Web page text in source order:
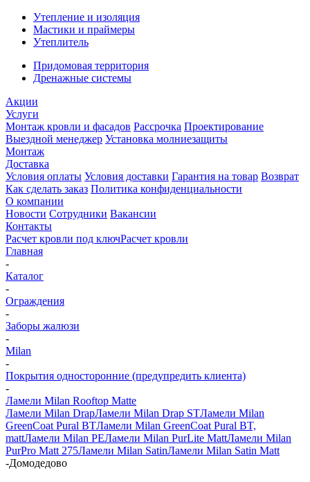
Утепление и изоляция
Мастики и праймеры
Утеплитель
Придомовая территория
Дренажные системы
Акции
Услуги
Монтаж кровли и фасадов Рассрочка Проектирование
Выездной менеджер Установка молниезащиты
Монтаж
Доставка
Условия оплаты Условия доставки Гарантия на товар Возврат
Как сделать заказ Политика конфиденциальности
О компании
Новости Сотрудники Вакансии
Контакты
Расчет кровли под ключРасчет кровли
Главная
-
Каталог
-
Ограждения
-
Заборы жалюзи
-
Milan
-
Покрытия односторонние (предупредить клиента)
-
Ламели Milan Rooftop Matte
Ламели Milan DrapЛамели Milan Drap STЛамели Milan
GreenCoat Pural BTЛамели Milan GreenCoat Pural BT,
mattЛамели Milan PEЛамели Milan PurLite MattЛамели Milan
PurPro Matt 275Ламели Milan SatinЛамели Milan Satin Matt
-Домодедово